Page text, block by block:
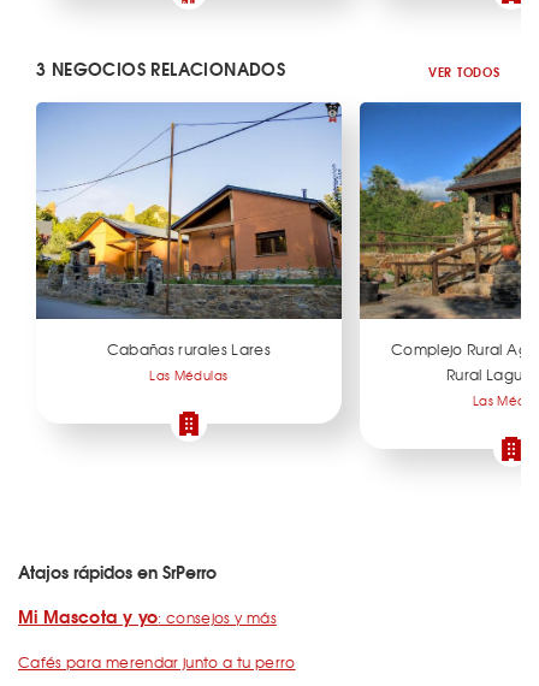
3 NEGOCIOS RELACIONADOS VER TODOS
Cabañas rurales Lares
Las Médulas
Complejo Rural
Rural Lagua
Las
Atajos rápidos en SrPerro
Mi Mascota y yo: consejos y más
Cafés para merendar junto a tu perro